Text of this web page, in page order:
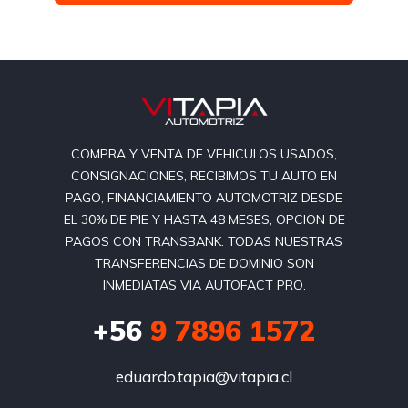
COMPRA Y VENTA DE VEHICULOS USADOS,
CONSIGNACIONES, RECIBIMOS TU AUTO EN
PAGO, FINANCIAMIENTO AUTOMOTRIZ DESDE
EL 30% DE PIE Y HASTA 48 MESES, OPCION DE
PAGOS CON TRANSBANK. TODAS NUESTRAS
TRANSFERENCIAS DE DOMINIO SON
INMEDIATAS VIA AUTOFACT PRO.
+56 9 7896 1572
eduardo.tapia@vitapia.cl